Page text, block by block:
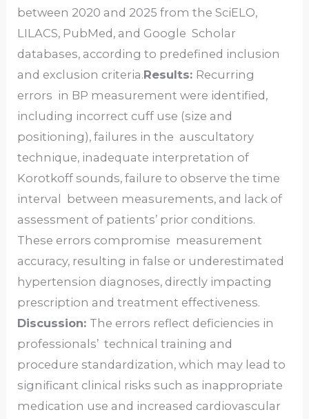
between 2020 and 2025 from the SciELO,
LILACS, PubMed, and Google Scholar
databases, according to predefined inclusion
and exclusion criteria.Results: Recurring
errors in BP measurement were identified,
including incorrect cuff use (size and
positioning), failures in the auscultatory
technique, inadequate interpretation of
Korotkoff sounds, failure to observe the time
interval between measurements, and lack of
assessment of patients’ prior conditions.
These errors compromise measurement
accuracy, resulting in false or underestimated
hypertension diagnoses, directly impacting
prescription and treatment effectiveness.
Discussion: The errors reflect deficiencies in
professionals’ technical training and
procedure standardization, which may lead to
significant clinical risks such as inappropriate
medication use and increased cardiovascular